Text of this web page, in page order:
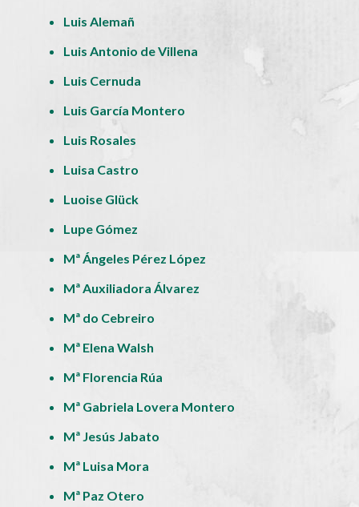
Luis Alemañ
Luis Antonio de Villena
Luis Cernuda
Luis García Montero
Luis Rosales
Luisa Castro
Luoise Glück
Lupe Gómez
Mª Ángeles Pérez López
Mª Auxiliadora Álvarez
Mª do Cebreiro
Mª Elena Walsh
Mª Florencia Rúa
Mª Gabriela Lovera Montero
Mª Jesús Jabato
Mª Luisa Mora
Mª Paz Otero